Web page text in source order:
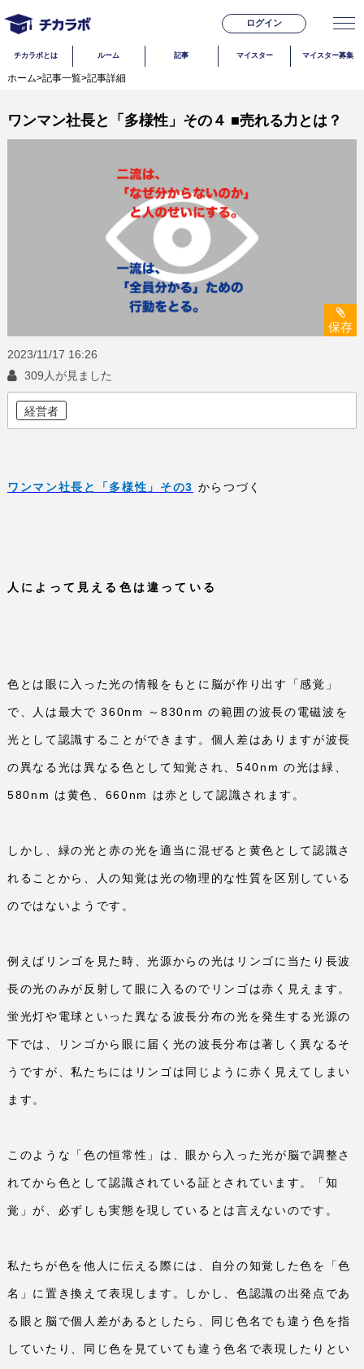
ログイン
チカラボとは ルーム 記事 マイスター マイスター募集
ホーム>記事一覧>記事詳細
ワンマン社長と「多様性」その４ ■売れる力とは？
保存
2023/11/17 16:26
309人が見ました
経営者
ワンマン社長と「多様性」その3 からつづく
人によって見える色は違っている
色とは眼に入った光の情報をもとに脳が作り出す「感覚」
で、人は最大で 360nm ～830nmの範囲の波長の電磁波を
光として認識することができます。個人差はありますが波長
の異なる光は異なる色として知覚され、 540nm の光は緑、
580nm は黄色、 660nm は赤として認識されます。
しかし、緑の光と赤の光を適当に混ぜると黄色として認識さ
れることから、人の知覚は光の物理的な性質を区別している
のではないようです。
例えばリンゴを見た時、光源からの光はリンゴに当たり長波
長の光のみが反射して眼に入るのでリンゴは赤く見えます。
蛍光灯や電球といった異なる波長分布の光を発生する光源の
下では、リンゴから眼に届く光の波長分布は著しく異なるそ
うですが、私たちにはリンゴは同じように赤く見えてしまい
ます。
このような「色の恒常性」は、眼から入った光が脳で調整さ
れてから色として認識されている証とされています。「知
覚」が、必ずしも実態を現しているとは言えないのです。
私たちが色を他人に伝える際には、自分の知覚した色を「色
名」に置き換えて表現します。しかし、色認識の出発点であ
る眼と脳で個人差があるとしたら、同じ色名でも違う色を指
していたり、同じ色を見ていても違う色名で表現したりとい